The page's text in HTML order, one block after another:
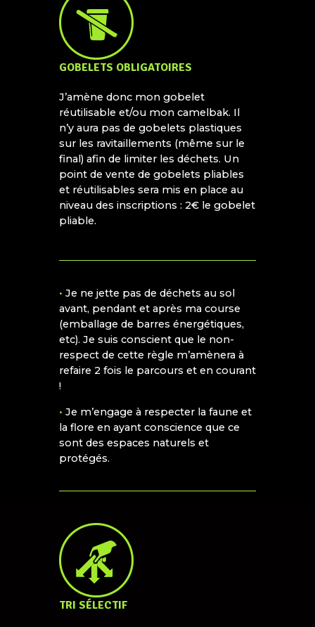
GOBELETS OBLIGATOIRES
J’amène donc mon gobelet
réutilisable et/ou mon camelbak. Il
n’y aura pas de gobelets plastiques
sur les ravitaillements (même sur le
final) afin de limiter les déchets. Un
point de vente de gobelets pliables
et réutilisables sera mis en place au
niveau des inscriptions : 2€ le gobelet
pliable.
• Je ne jette pas de déchets au sol
avant, pendant et après ma course
(emballage de barres énergétiques,
etc). Je suis conscient que le non-
respect de cette règle m’amènera à
refaire 2 fois le parcours et en courant
!
• Je m’engage à respecter la faune et
la flore en ayant conscience que ce
sont des espaces naturels et
protégés.
TRI SÉLECTIF